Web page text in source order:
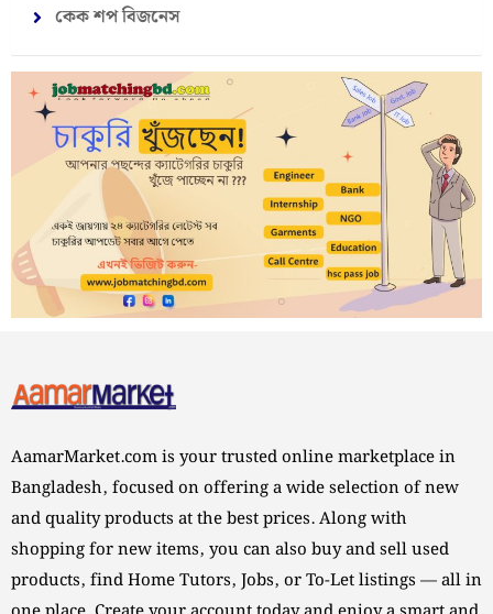
কেক শপ বিজনেস
AamarMarket.com is your trusted online marketplace in
Bangladesh, focused on offering a wide selection of new
and quality products at the best prices. Along with
shopping for new items, you can also buy and sell used
products, find Home Tutors, Jobs, or To-Let listings — all in